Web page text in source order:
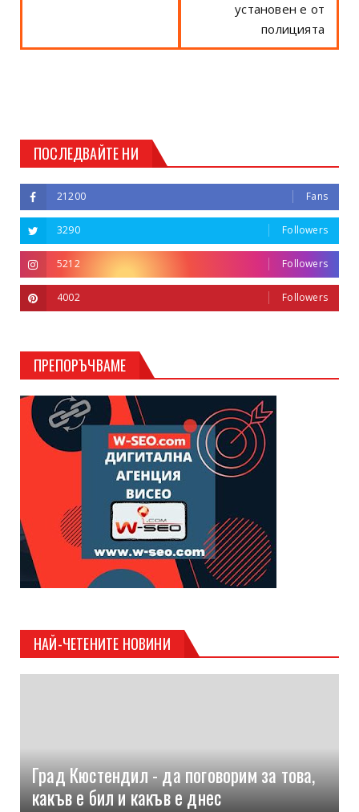
установен е от
полицията
ПОСЛЕДВАЙТЕ НИ
21200 Fans
3290 Followers
5212 Followers
4002 Followers
ПРЕПОРЪЧВАМЕ
НАЙ-ЧЕТЕНИТЕ НОВИНИ
Град Кюстендил - да поговорим за това,
какъв е бил и какъв е днес